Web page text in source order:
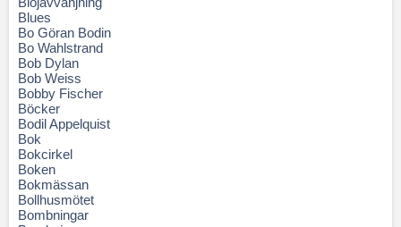
Blues
Bo Göran Bodin
Bo Wahlstrand
Bob Dylan
Bob Weiss
Bobby Fischer
Böcker
Bodil Appelquist
Bok
Bokcirkel
Boken
Bokmässan
Bollhusmötet
Bombningar